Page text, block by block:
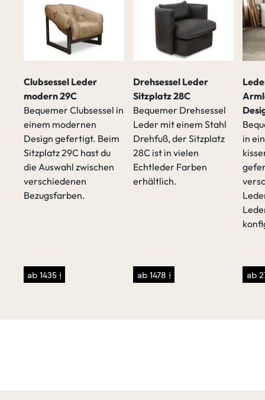
Clubsessel Leder
modern 29C
Bequemer Clubsessel in
einem modernen
Design gefertigt. Beim
Sitzplatz 29C hast du
die Auswahl zwischen
verschiedenen
Bezugsfarben.
ab 1435 €
Drehsessel Leder
Sitzplatz 28C
Bequemer Drehsessel
Leder mit einem Stahl
Drehfuß, der Sitzplatz
28C ist in vielen
Echtleder Farben
erhältlich.
ab 1478 €
in
ab